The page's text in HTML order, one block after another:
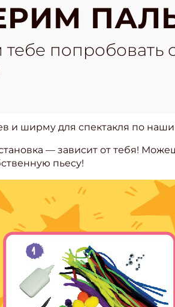
попробовать
и ширму для спектакля по
— зависит от тебя!
пьесу!